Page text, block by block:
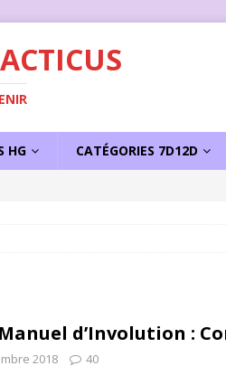
HG CATÉGORIES 7D12D
Manuel d’Involution :
2018 40